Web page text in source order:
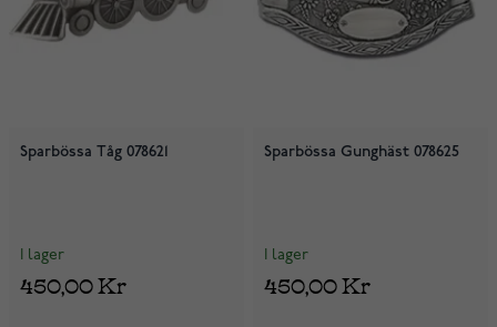
Sparbössa Tåg 078621
I lager
450,00 Kr
Sparbössa Gunghäst 078625
I lager
450,00 Kr